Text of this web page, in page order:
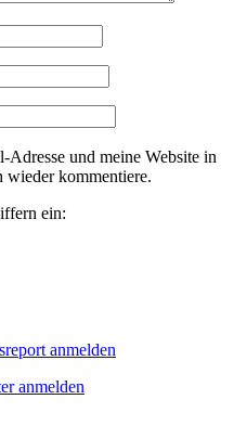
und meine Website in
wieder kommentiere.
ein: